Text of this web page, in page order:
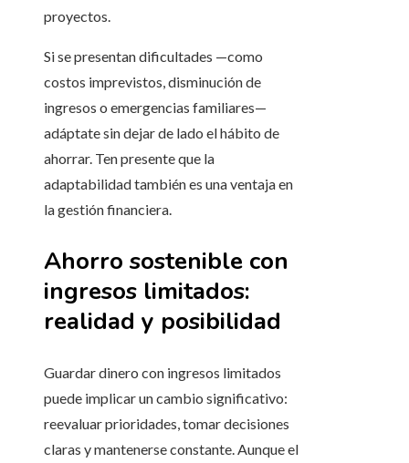
proyectos.
Si se presentan dificultades —como
costos imprevistos, disminución de
ingresos o emergencias familiares—
adáptate sin dejar de lado el hábito de
ahorrar. Ten presente que la
adaptabilidad también es una ventaja en
la gestión financiera.
Ahorro sostenible con
ingresos limitados:
realidad y posibilidad
Guardar dinero con ingresos limitados
puede implicar un cambio significativo:
reevaluar prioridades, tomar decisiones
claras y mantenerse constante. Aunque el